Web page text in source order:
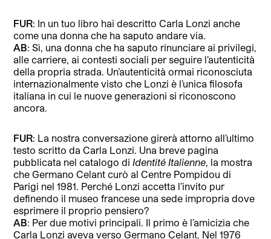
FUR: In un tuo libro hai descritto Carla Lonzi anche
come una donna che ha saputo andare via.
AB: Sì, una donna che ha saputo rinunciare ai privilegi,
alle carriere, ai contesti sociali per seguire l’autenticità
della propria strada. Un’autenticità ormai riconosciuta
internazionalmente visto che Lonzi è l’unica filosofa
italiana in cui le nuove generazioni si riconoscono
ancora.
FUR: La nostra conversazione girerà attorno all’ultimo
testo scritto da Carla Lonzi. Una breve pagina
pubblicata nel catalogo diIdentité Italienne, la mostra
che Germano Celant curò al Centre Pompidou di
Parigi nel 1981. Perché Lonzi accetta l’invito pur
definendo il museo francese una sede impropria dove
esprimere il proprio pensiero?
AB: Per due motivi principali. Il primo è l’amicizia che
Carla Lonzi aveva verso Germano Celant. Nel 1976